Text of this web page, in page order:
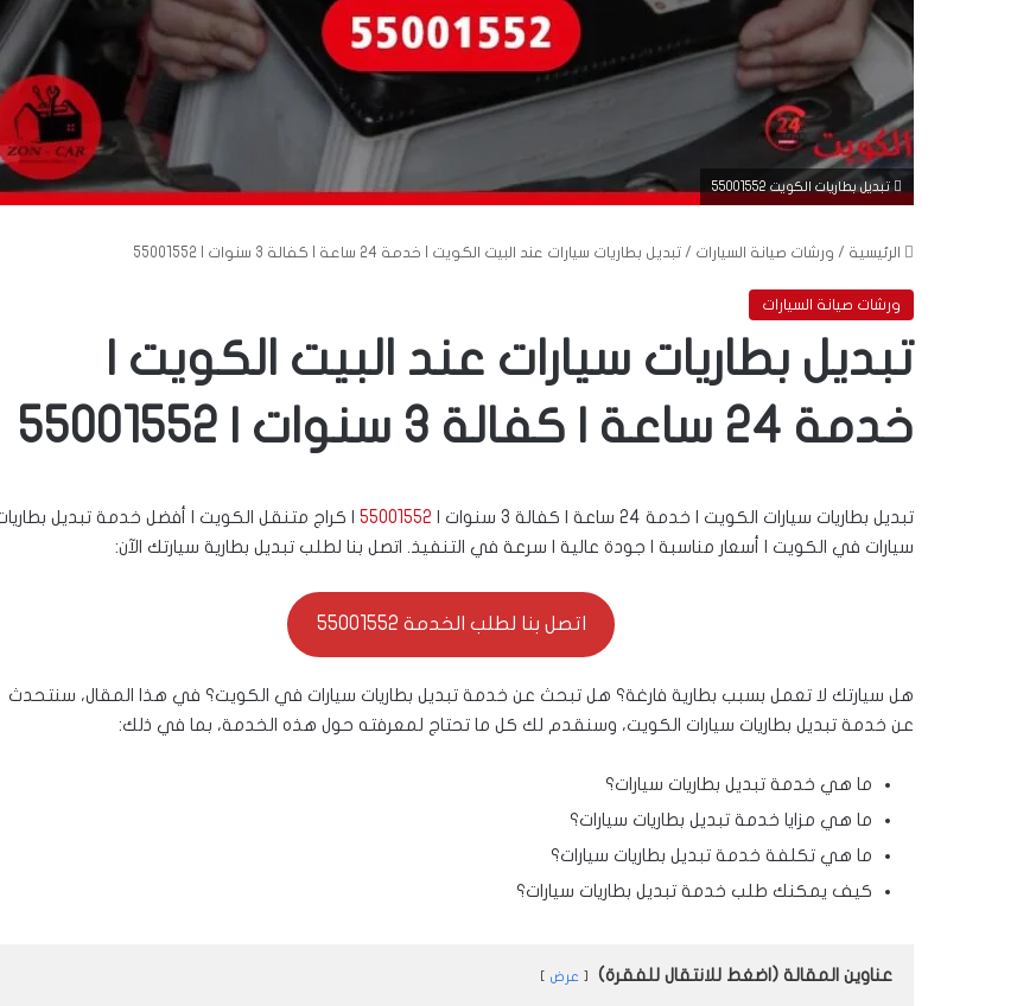
تبديل بطاريات الكويت 55001552
الرئيسية / ورشات صيانة السيارات / تبديل بطاريات سيارات عند البيت الكويت | خدمة 24 ساعة | كفالة 3 سنوات | 55001552
ورشات صيانة السيارات
تبديل بطاريات سيارات عند البيت الكويت |
خدمة 24 ساعة | كفالة 3 سنوات | 55001552
تبديل بطاريات سيارات الكويت | خدمة 24 ساعة | كفالة 3 سنوات | 55001552 | كراج متنقل الكويت | أفضل خدمة تبديل
سيارات في الكويت | أسعار مناسبة | جودة عالية | سرعة في التنفيذ. اتصل بنا لطلب تبديل بطارية سيارتك الآن:
اتصل بنا لطلب الخدمة 55001552
هل سيارتك لا تعمل بسبب بطارية فارغة؟ هل تبحث عن خدمة تبديل بطاريات سيارات في الكويت؟ في هذا المقال، سنتحدث
عن خدمة تبديل بطاريات سيارات الكويت، وسنقدم لك كل ما تحتاج لمعرفته حول هذه الخدمة، بما في ذلك:
ما هي خدمة تبديل بطاريات سيارات؟
ما هي مزايا خدمة تبديل بطاريات سيارات؟
ما هي تكلفة خدمة تبديل بطاريات سيارات؟
كيف يمكنك طلب خدمة تبديل بطاريات سيارات؟
عناوين المقالة (اضغط للانتقال للفقرة) عرض